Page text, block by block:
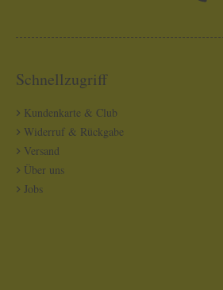
Schnellzugriff
Kundenkarte & Club
Widerruf & Rückgabe
Versand
Über uns
Jobs